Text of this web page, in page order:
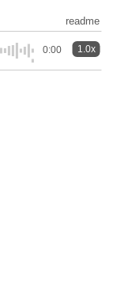
readme
0:00 1.0x